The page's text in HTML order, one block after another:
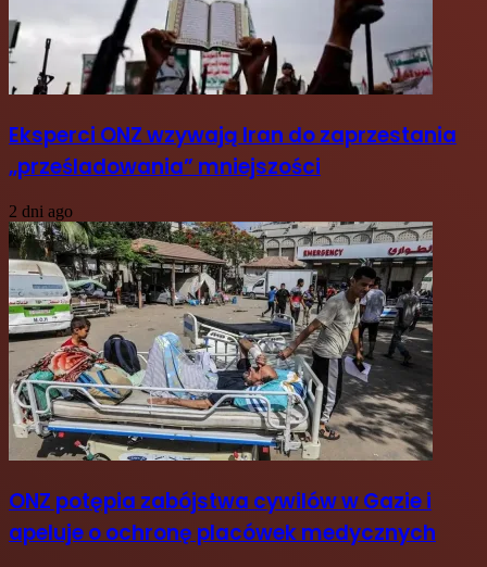
Eksperci ONZ wzywają Iran do zaprzestania
„prześladowania” mniejszości
2 dni ago
ONZ potępia zabójstwa cywilów w Gazie i
apeluje o ochronę placówek medycznych